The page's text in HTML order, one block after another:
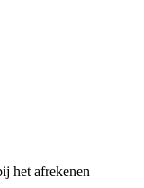
het afrekenen